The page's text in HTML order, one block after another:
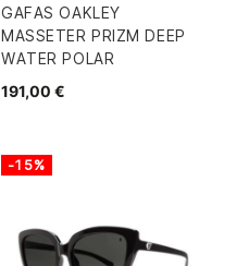
GAFAS OAKLEY
MASSETER PRIZM DEEP
WATER POLAR
191,00 €
-15%